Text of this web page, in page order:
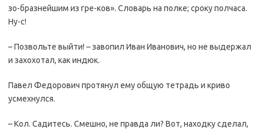
зо-бразнейшим из гре-ков». Словарь на полке; сроку полчаса.
Ну-с!
– Позвольте выйти! – завопил Иван Иванович, но не выдержал
и захохотал, как индюк.
Павел Федорович протянул ему общую тетрадь и криво
усмехнулся.
– Кол. Садитесь. Смешно, не правда ли? Вот, находку сделал,